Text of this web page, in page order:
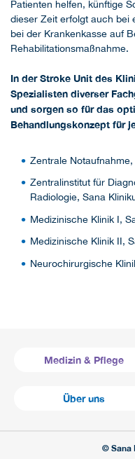
Patienten helfen, künftige
dieser Zeit erfolgt auch bei
bei der Krankenkasse auf
Rehabilitationsmaßnahme.
In der Stroke Unit des
Spezialisten diverser
und sorgen so für das
Behandlungskonzept für
Zentrale
Zentralinstitut für
Radiologie, Sana
Medizinische Klinik I,
Medizinische Klinik II,
Neurochirurgische
Medizin & Pflege
Über uns
© Sana